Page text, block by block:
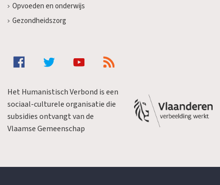
Opvoeden en onderwijs
Gezondheidszorg
Het Humanistisch Verbond is een
sociaal-culturele organisatie die
subsidies ontvangt van de
Vlaamse Gemeenschap